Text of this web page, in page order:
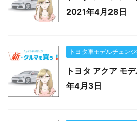
2021年4月28日
トヨタ車モデルチェン
トヨタ アクア モ
年4月3日